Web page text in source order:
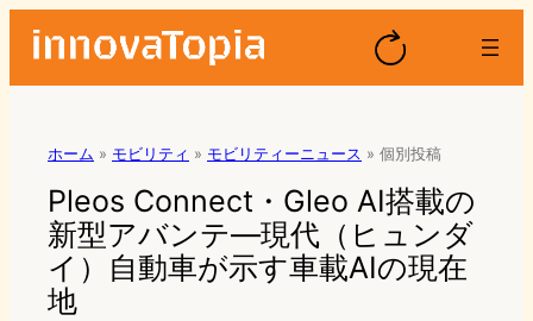
ホーム » モビリティ » モビリティーニュース » 個別投稿
Pleos Connect・Gleo AI搭載の
新型アバンテ―現代（ヒュンダ
イ）自動車が示す車載AIの現在
地